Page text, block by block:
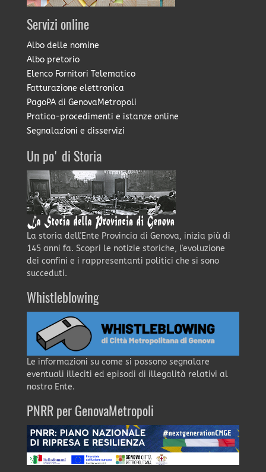
Servizi online
Albo delle nomine
Albo pretorio
Elenco Fornitori Telematico
Fatturazione elettronica
PagoPA di GenovaMetropoli
Pratico-procedimenti e istanze online
Segnalazioni e disservizi
Un po' di Storia
La storia dell'Ente Provincia di Genova, inizia più di
145 anni fa. Scopri le notizie storiche, l'evoluzione
dei confini e i rappresentanti politici che si sono
succeduti.
Whistleblowing
Le informazioni su come si possono segnalare
eventuali illeciti ed episodi di illegalità relativi al
nostro Ente.
PNRR per GenovaMetropoli